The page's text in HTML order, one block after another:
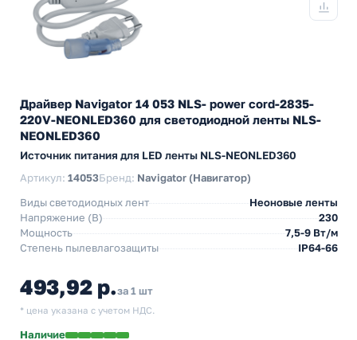
Драйвер Navigator 14 053 NLS- power cord-2835-
220V-NEONLED360 для светодиодной ленты NLS-
NEONLED360
Источник питания для LED ленты NLS-NEONLED360
Артикул: 14053Бренд: Navigator (Навигатор)
Виды светодиодных лент
Неоновые ленты
Напряжение (В)
230
Мощность
7,5-9 Вт/м
Степень пылевлагозащиты
IP64-66
493,92 р.за 1 шт
* цена указана с учетом НДС.
Наличие